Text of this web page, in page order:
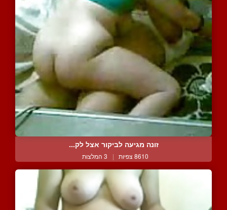
זונה מגיעה לביקור אצל לק...
8610 צפיות | 3 המלצות